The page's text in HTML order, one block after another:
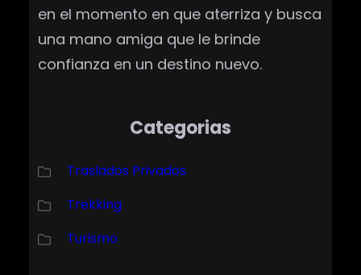
en el momento en que aterriza y busca
una mano amiga que le brinde
confianza en un destino nuevo.
Categorias
Traslados Privados
Trekking
Turismo